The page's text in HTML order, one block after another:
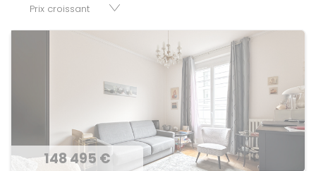
appartements, maisons, immeubles, terrains et murs.
148 495 €